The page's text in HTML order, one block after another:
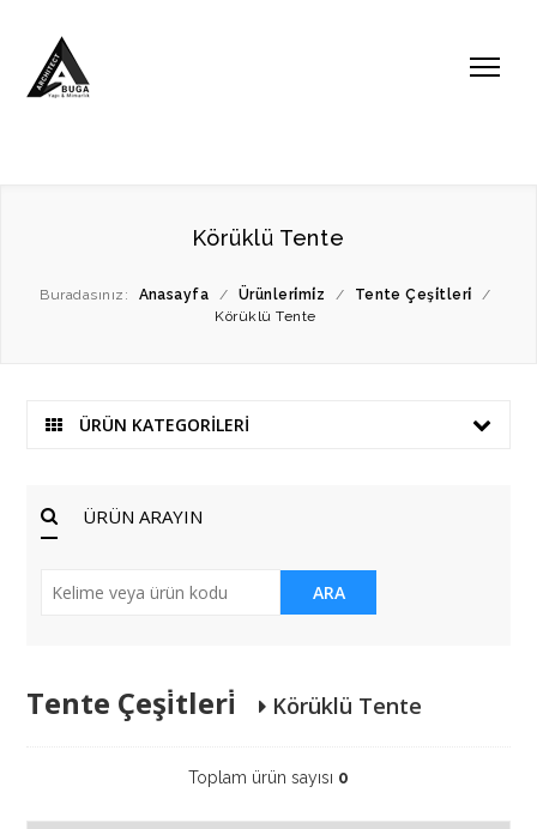
Körüklü Tente
Buradasınız: Anasayfa / Ürünleri̇mi̇z / Tente Çeşi̇tleri̇
/
Körüklü Tente
ÜRÜN KATEGORİLERİ
ÜRÜN ARAYIN
ARA
Tente Çeşi̇tleri̇ Körüklü Tente
Toplam ürün sayısı 0